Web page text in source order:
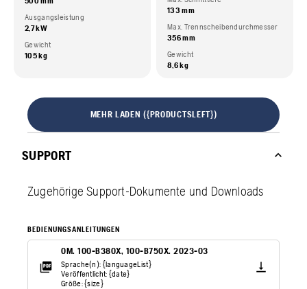
Ausgangsleistung
2,7 kW
Gewicht
105 kg
133 mm
Max. Trennscheibendurchmesser
356 mm
Gewicht
8,6 kg
MEHR LADEN ({PRODUCTSLEFT})
SUPPORT
Zugehörige Support-Dokumente und Downloads
BEDIENUNGSANLEITUNGEN
OM. 100-B380X, 100-B750X. 2023-03
Sprache(n): {languageList}
Veröffentlicht: {date}
Größe: {size}